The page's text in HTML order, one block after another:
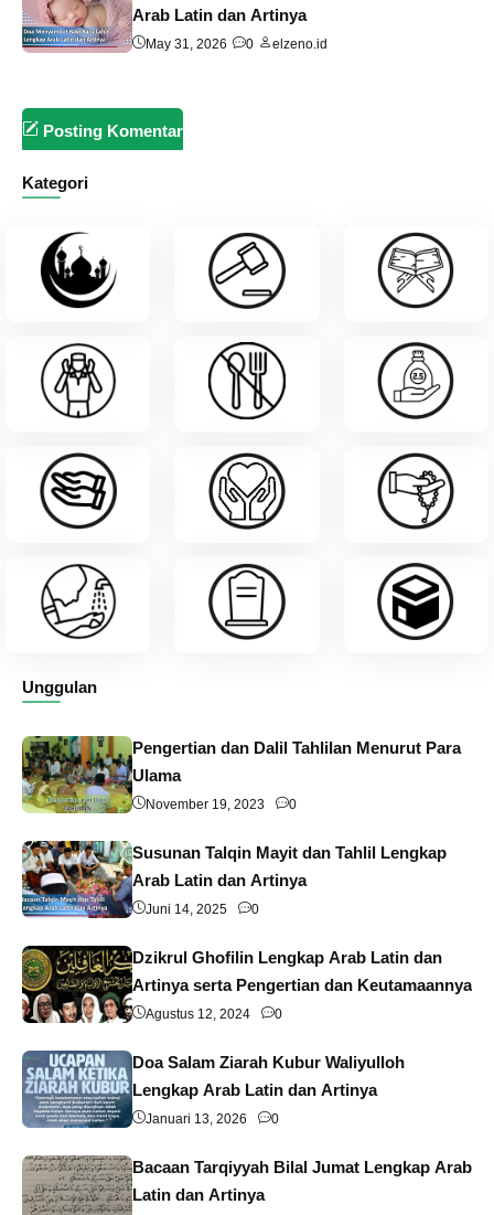
Arab Latin dan Artinya
May 31, 2026 0 elzeno.id
Posting Komentar
Kategori
Unggulan
Pengertian dan Dalil Tahlilan Menurut Para
Ulama
November 19, 2023 0
Susunan Talqin Mayit dan Tahlil Lengkap
Arab Latin dan Artinya
Juni 14, 2025 0
Dzikrul Ghofilin Lengkap Arab Latin dan
Artinya serta Pengertian dan Keutamaannya
Agustus 12, 2024 0
Doa Salam Ziarah Kubur Waliyulloh
Lengkap Arab Latin dan Artinya
Januari 13, 2026 0
Bacaan Tarqiyyah Bilal Jumat Lengkap Arab
Latin dan Artinya